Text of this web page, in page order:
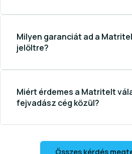
Milyen garanciát ad a
jelöltre?
Miért érdemes a Matritelt
fejvadász cég közül?
Összes kérdés